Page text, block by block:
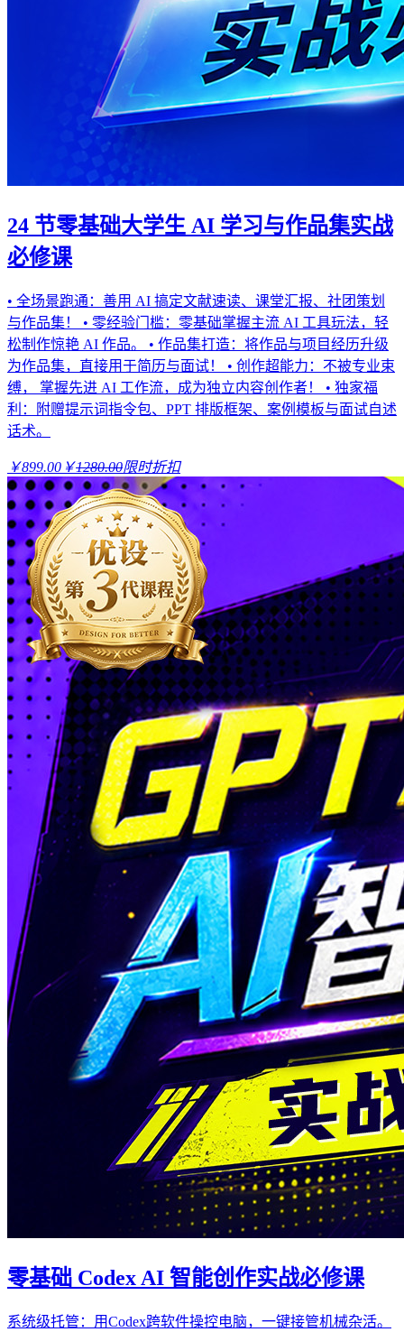
24 节零基础大学生 AI 学习与作品集实战
必修课
• 全场景跑通：善用 AI 搞定文献速读、课堂汇报、社团策划
与作品集！ • 零经验门槛：零基础掌握主流 AI 工具玩法，轻
松制作惊艳 AI 作品。 • 作品集打造：将作品与项目经历升级
为作品集，直接用于简历与面试！ • 创作超能力：不被专业束
缚， 掌握先进 AI 工作流，成为独立内容创作者！ • 独家福
利：附赠提示词指令包、PPT 排版框架、案例模板与面试自述
话术。
￥899.00 ￥1280.00限时折扣
零基础 Codex AI 智能创作实战必修课
系统级托管：用Codex跨软件操控电脑，一键接管机械杂活。